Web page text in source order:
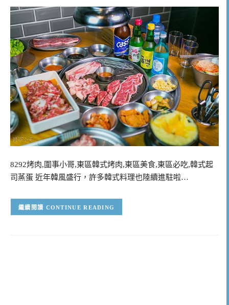
8292烤肉,圍事小哥,東區韓式烤肉,東區美食,東區必吃,韓式起
司蒸蛋 近年韓風盛行，許多韓式料理也陸續進駐啦…
CONTINUE READING